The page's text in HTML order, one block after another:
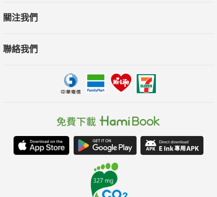
關注我們
聯絡我們